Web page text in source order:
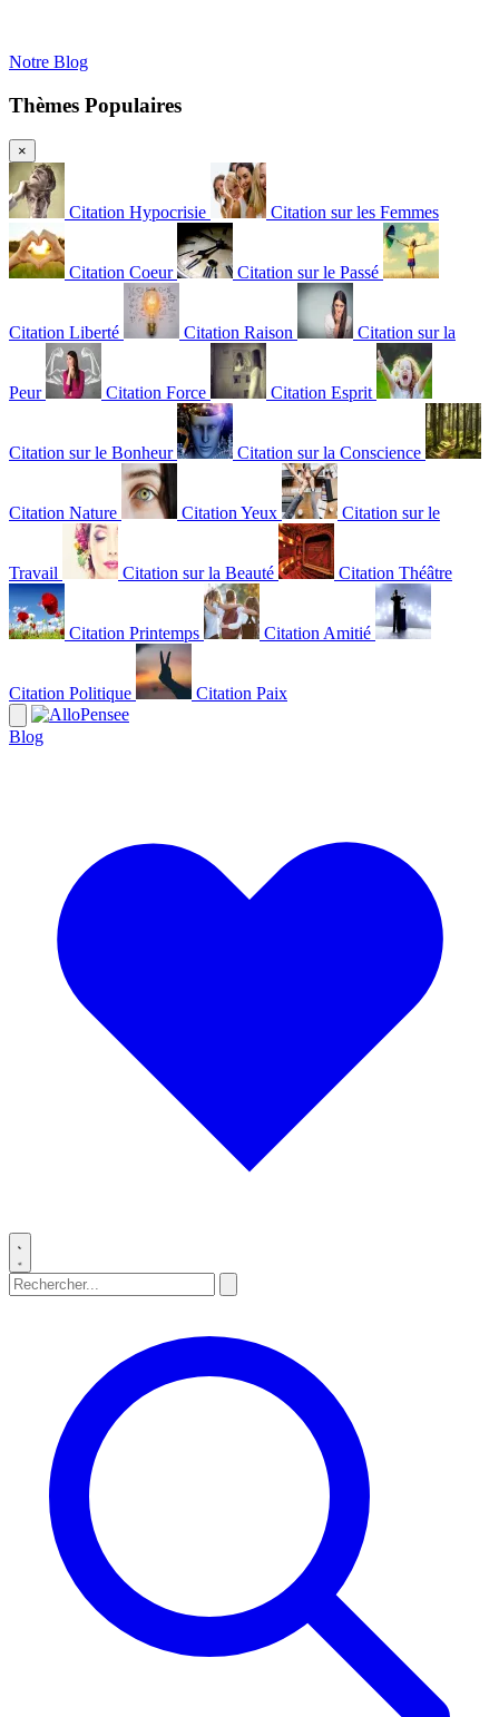
Notre Blog
Thèmes Populaires
×
Citation Hypocrisie Citation sur les Femmes
Citation Coeur Citation sur le Passé
Citation Liberté Citation Raison Citation sur la
Peur Citation Force Citation Esprit
Citation sur le Bonheur Citation sur la Conscience
Citation Nature Citation Yeux Citation sur le
Travail Citation sur la Beauté Citation Théâtre
Citation Printemps Citation Amitié
Citation Politique Citation Paix
Blog